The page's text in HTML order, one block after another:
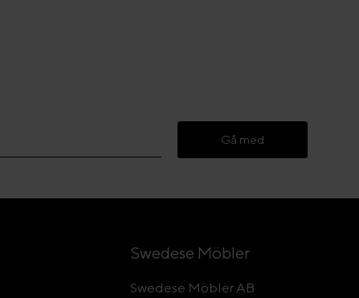
Gå med
Swedese Möbler
Swedese Möbler AB